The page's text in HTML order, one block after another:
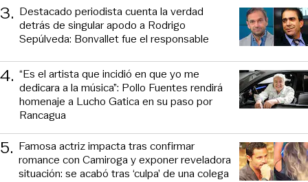
3. Destacado periodista cuenta la verdad
detrás de singular apodo a Rodrigo
Sepúlveda: Bonvallet fue el responsable
4. “Es el artista que incidió en que yo me
dedicara a la música”: Pollo Fuentes rendirá
homenaje a Lucho Gatica en su paso por
Rancagua
5. Famosa actriz impacta tras confirmar
romance con Camiroga y exponer reveladora
situación: se acabó tras ‘culpa’ de una colega